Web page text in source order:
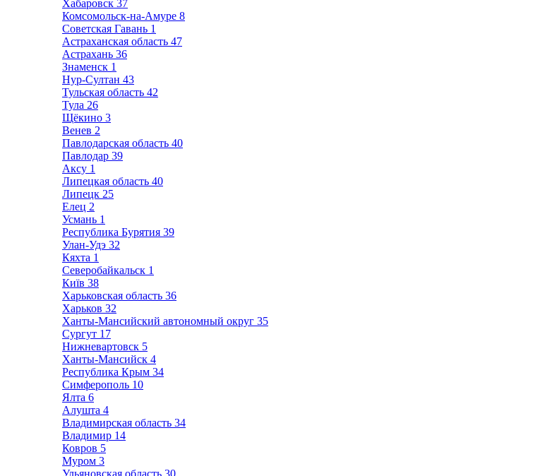
Хабаровск 37
Комсомольск-на-Амуре 8
Советская Гавань 1
Астраханская область 47
Астрахань 36
Знаменск 1
Нур-Султан 43
Тульская область 42
Тула 26
Щёкино 3
Венев 2
Павлодарская область 40
Павлодар 39
Аксу 1
Липецкая область 40
Липецк 25
Елец 2
Усмань 1
Республика Бурятия 39
Улан-Удэ 32
Кяхта 1
Северобайкальск 1
Київ 38
Харьковская область 36
Харьков 32
Ханты-Мансийский автономный округ 35
Сургут 17
Нижневартовск 5
Ханты-Мансийск 4
Республика Крым 34
Симферополь 10
Ялта 6
Алушта 4
Владимирская область 34
Владимир 14
Ковров 5
Муром 3
Ульяновская область 30